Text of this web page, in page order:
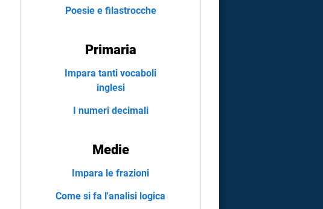
Poesie e filastrocche
Primaria
Impara tanti vocaboli
inglesi
I numeri decimali
Medie
Impara le frazioni
Come si fa l'analisi logica